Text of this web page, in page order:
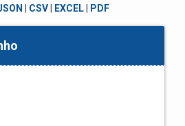
CSV| EXCEL| PDF